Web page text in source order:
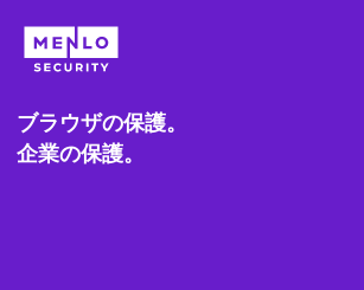
ブラウザの保護。
企業の保護。